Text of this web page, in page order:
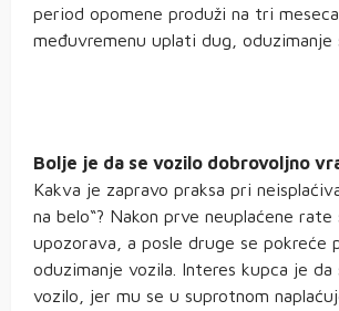
period opomene produži na tri
međuvremenu uplati dug, oduzimanje
Bolje je da se vozilo dobrovoljno
Kakva je zapravo praksa pri
na belo“? Nakon prve neuplaćene
upozorava, a posle druge se pokreće
oduzimanje vozila. Interes kupca je da
vozilo, jer mu se u suprotnom